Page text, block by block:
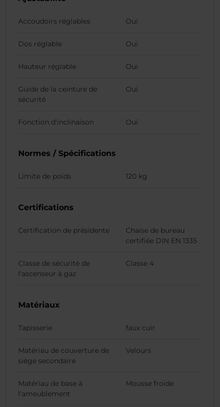
Accoudoirs réglables Oui
Dos réglable Oui
Hauteur réglable Oui
Guide de la ceinture de
sécurité
Oui
Fonction d'inclinaison Oui
Normes / Spécifications
Limite de poids 120 kg
Certifications
Certification de présidente
Chaise de bureau
certifiée DIN EN 1335
Classe de sécurité de
l'ascenseur à gaz
Classe 4
Matériaux
Tapisserie faux cuir
Matériau de couverture de
siège secondaire
Velours
Matériau de base à
l'ameublement
Mousse froide